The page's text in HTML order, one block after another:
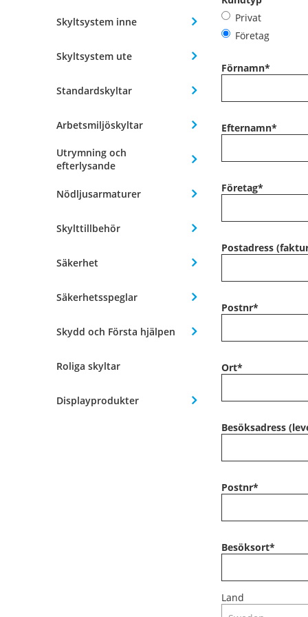
Skyltsystem inne
Skyltsystem ute
Standardskyltar
Arbetsmiljöskyltar
Utrymning och
efterlysande
Nödljusarmaturer
Skylttillbehör
Säkerhet
Säkerhetsspeglar
Skydd och Första hjälpen
Roliga skyltar
Displayprodukter
Privat
Företag
Förnamn*
Efternamn*
Företag*
Postadress
Postnr*
Ort*
Besöksadress
Postnr*
Besöksort*
Land